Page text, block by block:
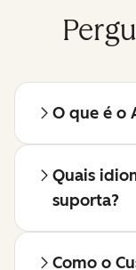
O que é o
Quais
suporta?
Como o